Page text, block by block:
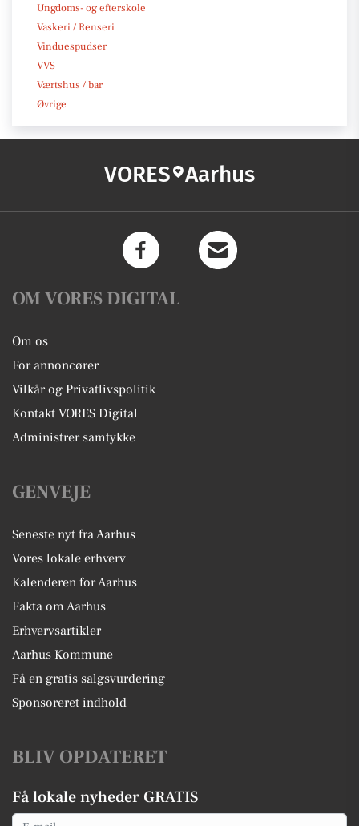
Ungdoms- og efterskole
Vaskeri / Renseri
Vinduespudser
VVS
Værtshus / bar
Øvrige
VORES Aarhus
OM VORES DIGITAL
Om os
For annoncører
Vilkår og Privatlivspolitik
Kontakt VORES Digital
Administrer samtykke
GENVEJE
Seneste nyt fra Aarhus
Vores lokale erhverv
Kalenderen for Aarhus
Fakta om Aarhus
Erhvervsartikler
Aarhus Kommune
Få en gratis salgsvurdering
Sponsoreret indhold
BLIV OPDATERET
Få lokale nyheder GRATIS
Email